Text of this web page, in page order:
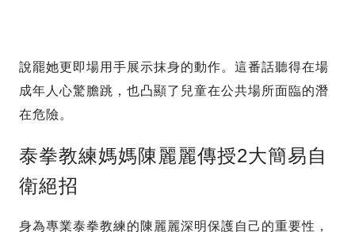
說罷她更即場用手展示抹身的動作。這番話聽得在場
成年人心驚膽跳，也凸顯了兒童在公共場所面臨的潛
在危險。
泰拳教練媽媽陳麗麗傳授2大簡易自
衛絕招
身為專業泰拳教練的陳麗麗深明保護自己的重要性，